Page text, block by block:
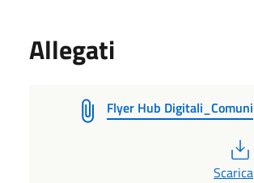
Allegati
Flyer Hub Digitali_Comuni
Scarica